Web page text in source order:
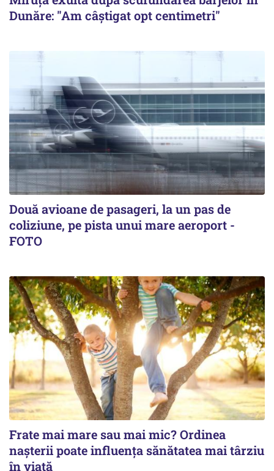
Dunăre: "Am câștigat opt centimetri"
Două avioane de pasageri, la un pas de
coliziune, pe pista unui mare aeroport -
FOTO
Frate mai mare sau mai mic? Ordinea
nașterii poate influența sănătatea mai târziu
în viață